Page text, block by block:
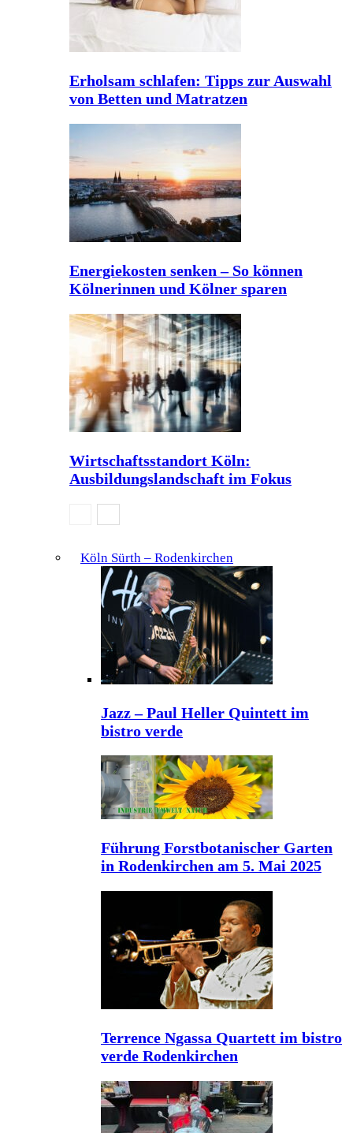
Erholsam schlafen: Tipps zur Auswahl
von Betten und Matratzen
Energiekosten senken – So können
Kölnerinnen und Kölner sparen
Wirtschaftsstandort Köln:
Ausbildungslandschaft im Fokus
Köln Sürth – Rodenkirchen
Jazz – Paul Heller Quintett im
bistro verde
Führung Forstbotanischer Garten
in Rodenkirchen am 5. Mai 2025
Terrence Ngassa Quartett im bistro
verde Rodenkirchen